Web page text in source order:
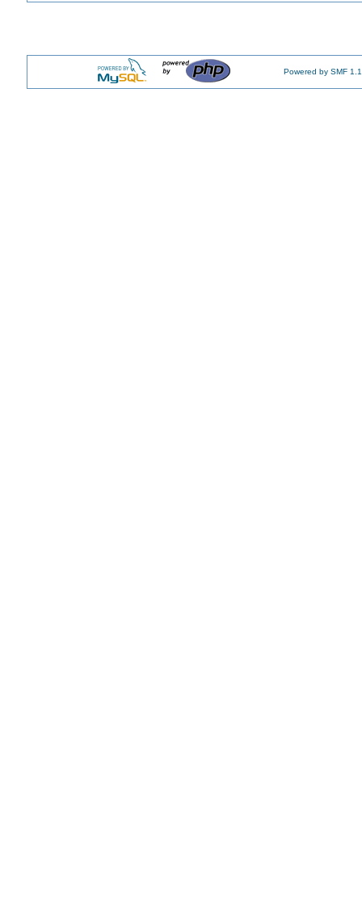
Powered by SMF